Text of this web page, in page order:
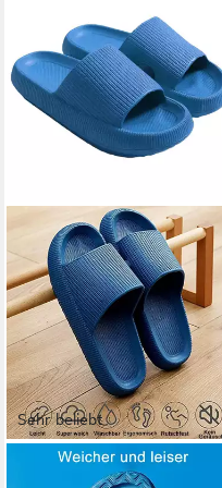
Sehr beliebt
BLUSMART